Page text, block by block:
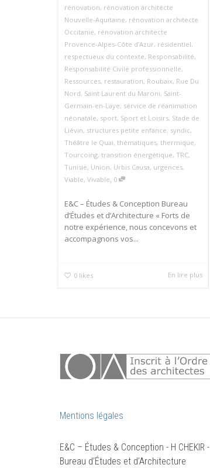
rénovation, rénovation architecte
Nouvelle‑Aquitaine, rénovation architecte
Occitanie, rénovation architecte
Provence‑Alpes‑Côte d’Azur, résidentiel,
respectueux du contexte, Responsabilité,
Responsabilité Civile professionnelle,
Ressources, restauration, Roubaix, Rue Du
Nord, Saint Laurent du Maroni, Saint-
Germain-en-Laye, service de réanimation
néonatale, sport, Sport et Loisirs, Stade de
Liévin, structures petite enfance, syndic,
Théâtre le Quai, thématiques, thermique,
Tourcoing, transition énergétique, TRC,
Tunisie, Union, Urbis Causa, urgences,
Viable, Vivable, 0
E&C – Études & Conception Bureau
d’Études et d’Architecture « Forts de
notre expérience, nous concevons et
accompagnons vos...
0 likes En lire plus
Mentions légales
E&C – Études & Conception - H CHEKIR -
Bureau d’Études et d’Architecture